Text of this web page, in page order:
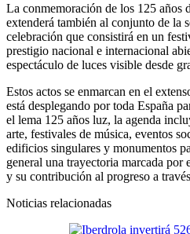
La conmemoración de los 125 años
extenderá también al conjunto de la
celebración que consistirá en un
prestigio nacional e internacional
espectáculo de luces visible desde
Estos actos se enmarcan en el
está desplegando por toda España
el lema 125 años luz, la agenda
arte, festivales de música, eventos
edificios singulares y monumentos
general una trayectoria marcada por
y su contribución al progreso a
Noticias relacionadas